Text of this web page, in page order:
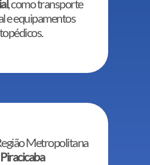
, como transporte
e equipamentos
Metropolitana